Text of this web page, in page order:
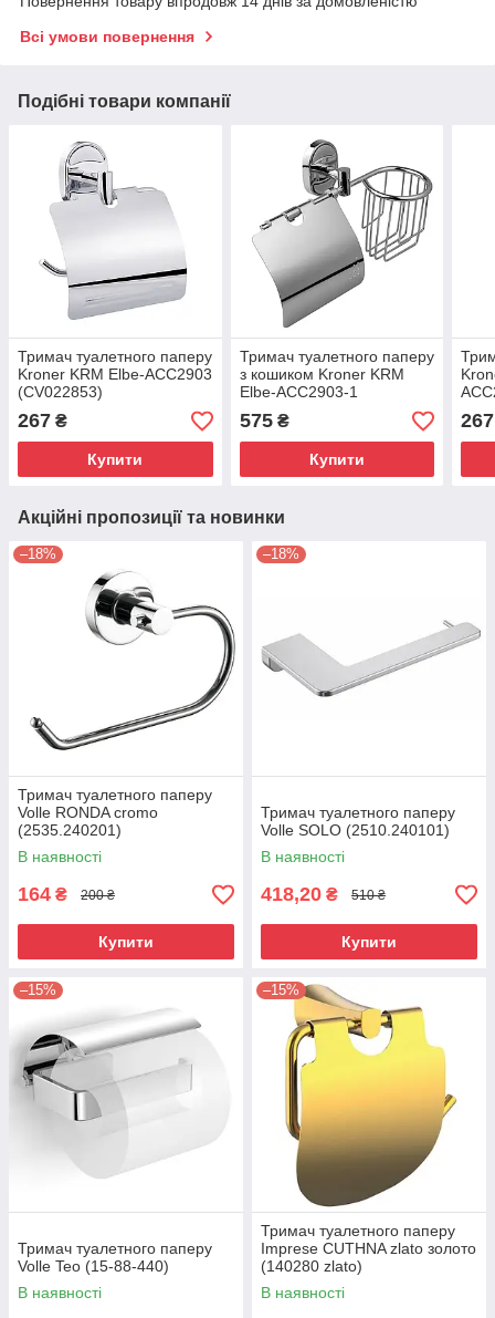
Всі умови повернення
Подібні товари компанії
Тримач туалетного паперу
Kroner KRM Elbe-ACC2903
(CV022853)
267 ₴
Купити
Тримач туалетного паперу
з кошиком Kroner KRM
Elbe-ACC2903-1
(CV022854)
575₴
Купити
267
Акційні пропозиції та новинки
–18%
Тримач туалетного паперу
Volle RONDA cromo
(2535.240201)
В наявності
164 ₴ 200 ₴
Купити
–18%
Тримач туалетного паперу
Volle SOLO (2510.240101)
В наявності
418,20 ₴ 510 ₴
Купити
–15%
Тримач туалетного паперу
Volle Teo (15-88-440)
В наявності
–15%
Тримач туалетного паперу
Imprese CUTHNA zlato золото
(140280 zlato)
В наявності